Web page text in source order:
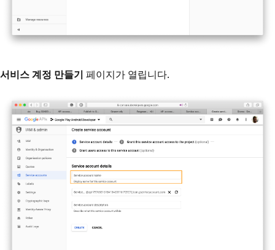
서비스 계정 만들기 페이지가 열립니다.